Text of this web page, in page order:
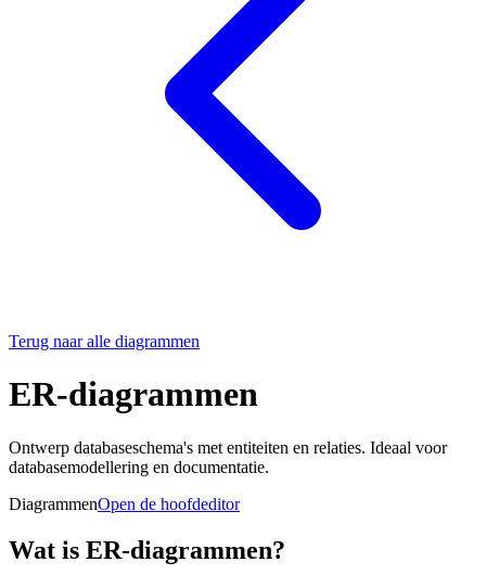
Terug naar alle diagrammen
ER-diagrammen
Ontwerp databaseschema's met entiteiten en relaties. Ideaal voor
databasemodellering en documentatie.
DiagrammenOpen de hoofdeditor
Wat is ER-diagrammen?